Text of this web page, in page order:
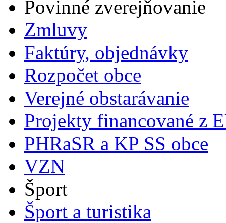
Povinné zverejňovanie
Zmluvy
Faktúry, objednávky
Rozpočet obce
Verejné obstarávanie
Projekty financované z
PHRaSR a KP SS obce
VZN
Šport
Šport a turistika